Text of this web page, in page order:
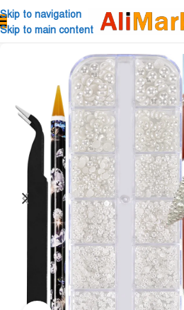
Skip to navigation
Skip to main content